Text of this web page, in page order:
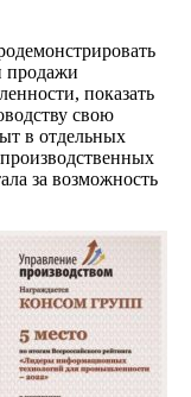
продажи
показать
свою
в отдельных
за возможность